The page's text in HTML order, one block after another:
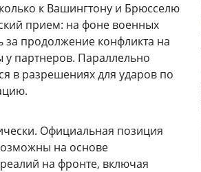
к Вашингтону и Брюсселю
прием: на фоне военных
за продолжение конфликта на
партнеров. Параллельно
в разрешениях для ударов по
Официальная позиция
на основе
на фронте, включая